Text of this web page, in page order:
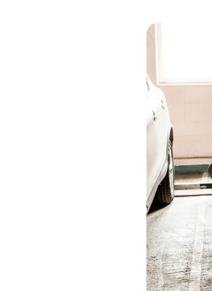
Image